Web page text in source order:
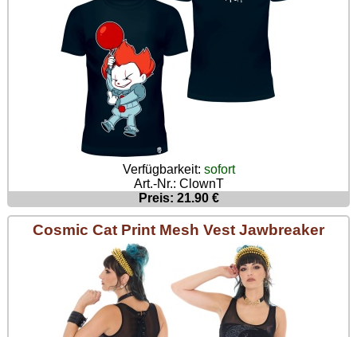
Verfügbarkeit: sofort
Art.-Nr.: ClownT
Preis: 21.90 €
Cosmic Cat Print Mesh Vest Jawbreaker